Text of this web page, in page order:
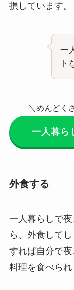
損しています。
一
ト
＼めんどく
一人暮ら
外食する
一人暮らしで
ら、外食して
すれば自分で
料理を食べられ